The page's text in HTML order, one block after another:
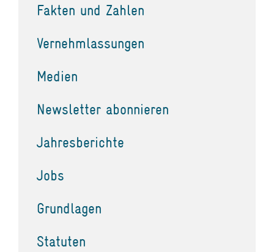
Fakten und Zahlen
Vernehmlassungen
Medien
Newsletter abonnieren
Jahresberichte
Jobs
Grundlagen
Statuten